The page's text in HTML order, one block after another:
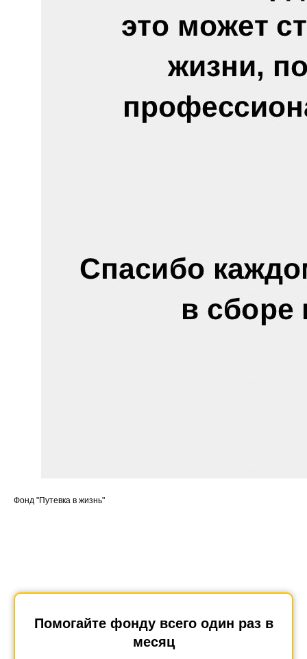
Фонд "Путевка в жизнь"
Помогайте фонду всего один раз в
месяц